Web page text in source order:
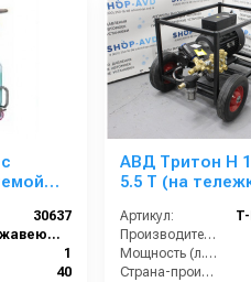
во
30637
Нержавеющая сталь
1
40
АВД Тритон H
5.5 T (на
Артикул:
Производительность (л/ч):
Мощность (л.с.):
Страна-производитель: